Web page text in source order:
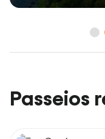
Passeios